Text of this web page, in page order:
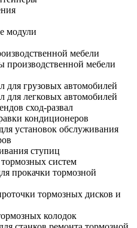
модули
мебели
производственной мебели
для грузовых автомобилей
для легковых автомобилей
сход-развал
кондиционеров
установок обслуживания
ступиц
систем
прокачки тормозной
тормозных дисков и
колодок